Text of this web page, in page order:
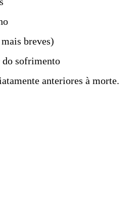
breves)
do sofrimento
anteriores à morte.